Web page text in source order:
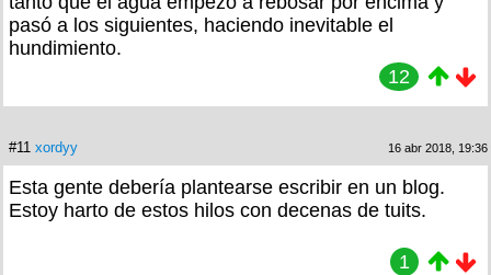
pasó a los siguientes, haciendo inevitable el
hundimiento.
12
#11 xordyy 16 abr 2018, 19:36
Esta gente debería plantearse escribir en un blog.
Estoy harto de estos hilos con decenas de tuits.
1